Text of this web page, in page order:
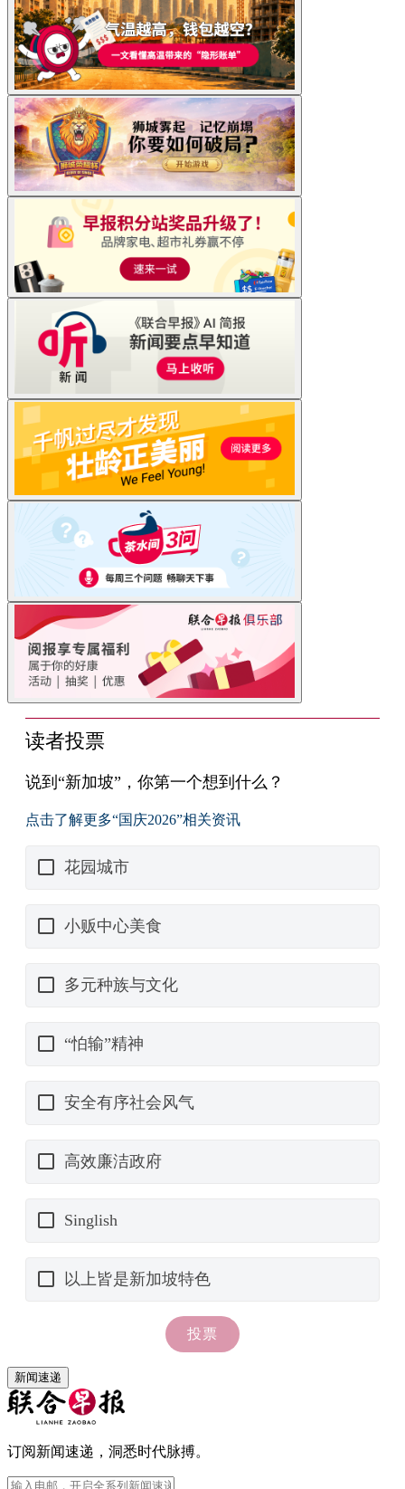
新闻速递
订阅新闻速递，洞悉时代脉搏。